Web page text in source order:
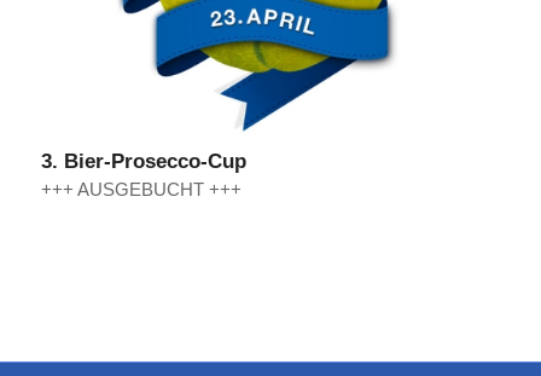
3. Bier-Prosecco-Cup
+++ AUSGEBUCHT +++